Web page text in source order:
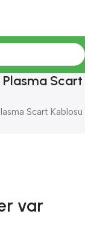
Plasma Scart
Scart Kablosu
var